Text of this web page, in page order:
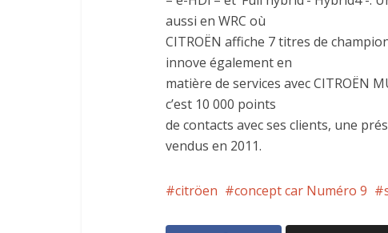
aussi en WRC où
CITROËN affiche 7 titres de
innove également en
matière de services avec CITROËN
c’est 10 000 points
de contacts avec ses clients, une
vendus en 2011.
citröen concept car Numéro 9